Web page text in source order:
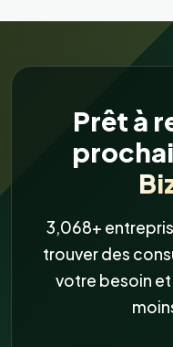
Prêt à
3,068+
trouver des
votre besoin